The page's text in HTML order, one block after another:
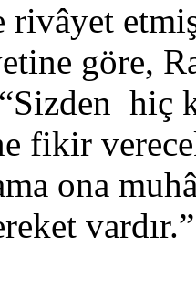
rivâyet
göre,
hiç
fikir
ona